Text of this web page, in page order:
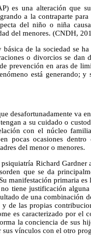
es una alteración que
a la contraparte
del niño o niña
del menores. (CNDH,
de la sociedad se
o divorcios se dan
prevención en aras de
está generando;
desafortunadamente va
a su cuidado o
con el núcleo
pocas ocasiones
del menor o menores.
Richard
que se da
manifestación primaria
tiene justificación
de una combinación
de las propias
es caracterizado por el
la conciencia de sus
sus vínculos con el otro